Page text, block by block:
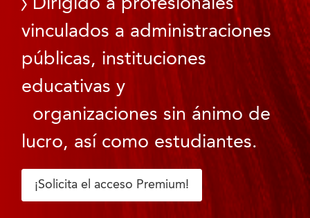
Dirigido a profesionales
vinculados a administraciones
públicas, instituciones
educativas y
organizaciones sin ánimo de
lucro, así como estudiantes.
¡Solicita el acceso Premium!